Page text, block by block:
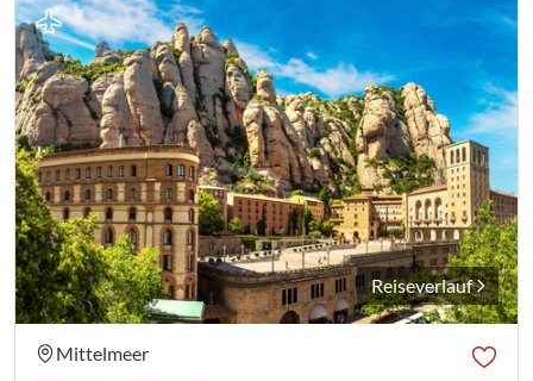
Reiseverlauf
Mittelmeer